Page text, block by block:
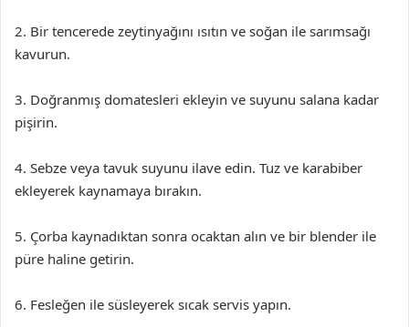
2. Bir tencerede zeytinyağını ısıtın ve soğan ile sarımsağı
kavurun.
3. Doğranmış domatesleri ekleyin ve suyunu salana kadar
pişirin.
4. Sebze veya tavuk suyunu ilave edin. Tuz ve karabiber
ekleyerek kaynamaya bırakın.
5. Çorba kaynadıktan sonra ocaktan alın ve bir blender ile
püre haline getirin.
6. Fesleğen ile süsleyerek sıcak servis yapın.